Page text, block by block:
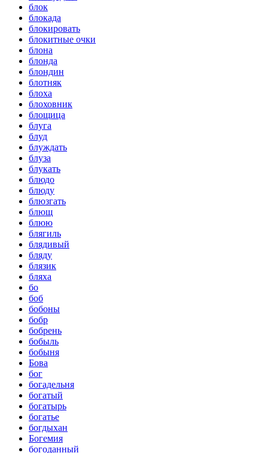
блок
блокада
блокировать
блокитные очки
блона
блонда
блондин
блотняк
блоха
блоховник
блощица
блуга
блуд
блуждать
блуза
блукать
блюдо
блюду
блюзгать
блющ
блюю
блягиль
блядивый
бляду
блязик
бляха
бо
боб
бобоны
бобр
бобрень
бобыль
бобыня
Бова
бог
богадельня
богатый
богатырь
богатье
богдыхан
Богемия
богоданный